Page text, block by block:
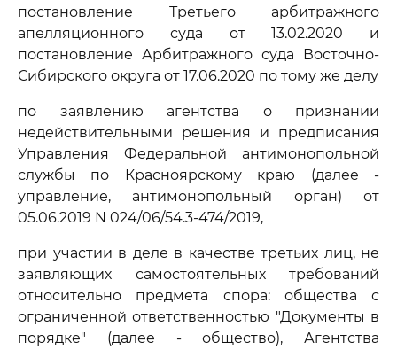
постановление Третьего арбитражного
апелляционного суда от 13.02.2020 и
постановление Арбитражного суда Восточно-
Сибирского округа от 17.06.2020 по тому же делу
по заявлению агентства о признании
недействительными решения и предписания
Управления Федеральной антимонопольной
службы по Красноярскому краю (далее -
управление, антимонопольный орган) от
05.06.2019 N 024/06/54.3-474/2019,
при участии в деле в качестве третьих лиц, не
заявляющих самостоятельных требований
относительно предмета спора: общества с
ограниченной ответственностью "Документы в
порядке" (далее - общество), Агентства